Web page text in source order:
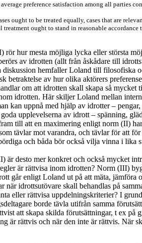
preference satisfaction among all parties
ought to be treated equally, cases that are
treatment ought to stand in reasonable
rör hur mesta möjliga lycka eller största
av idrotten (allt från åskådare till
hemfaller Loland till filosofiska
betraktelse av hur olika aktörers
om att idrotten skall skapa så mycket
idrotten. Här skiljer Loland mellan
kan uppnå med hjälp av idrotter –
upplevelserna av idrott – spänning,
till att en maximering enligt norm (II)
tävlar mot varandra, och tävlar för att
och båda bör också vilja vinna i lika
är desto mer konkret och också mycket
är rättvisa inom idrotten? Norm (III)
går enligt Loland ut på att mäta, jämföra
när idrottsutövare skall behandlas på
eller rättvisa uppdelningskriterier? I
borde tävla utifrån samma
att skapa skilda förutsättningar, t ex på
är rättvis och när den inte är rättvis. När